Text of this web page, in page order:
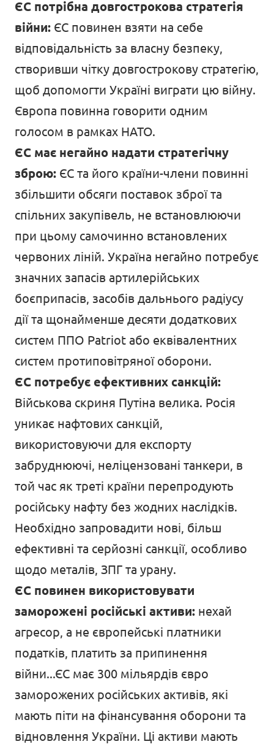
ЄС потрібна довгострокова стратегія
війни: ЄС повинен взяти на себе
відповідальність за власну безпеку,
створивши чітку довгострокову стратегію,
щоб допомогти Україні виграти цю війну.
Європа повинна говорити одним
голосом в рамках НАТО.
ЄС має негайно надати стратегічну
зброю: ЄС та його країни-члени повинні
збільшити обсяги поставок зброї та
спільних закупівель, не встановлюючи
при цьому самочинно встановлених
червоних ліній. Україна негайно потребує
значних запасів артилерійських
боєприпасів, засобів дальнього радіусу
дії та щонайменше десяти додаткових
систем ППО Patriot або еквівалентних
систем протиповітряної оборони.
ЄС потребує ефективних санкцій:
Військова скриня Путіна велика. Росія
уникає нафтових санкцій,
використовуючи для експорту
забруднюючі, неліцензовані танкери, в
той час як треті країни перепродують
російську нафту без жодних наслідків.
Необхідно запровадити нові, більш
ефективні та серйозні санкції, особливо
щодо металів, ЗПГ та урану.
ЄС повинен використовувати
заморожені російські активи: нехай
агресор, а не європейські платники
податків, платить за припинення
війни...ЄС має 300 мільярдів євро
заморожених російських активів, які
мають піти на фінансування оборони та
відновлення України. Ці активи мають